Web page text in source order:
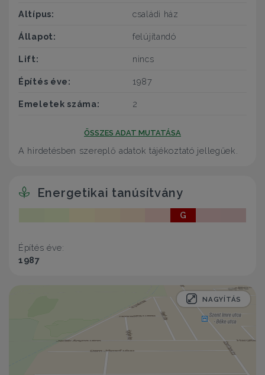
Altípus: családi ház
Állapot: felújítandó
Lift: nincs
Építés éve: 1987
Emeletek száma: 2
ÖSSZES ADAT MUTATÁSA
A hirdetésben szereplő adatok tájékoztató jellegűek.
Energetikai tanúsítvány
G
Építés éve:
1987
NAGYÍTÁS